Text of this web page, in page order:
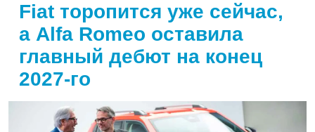
Fiat торопится уже сейчас,
а Alfa Romeo оставила
главный дебют на конец
2027-го